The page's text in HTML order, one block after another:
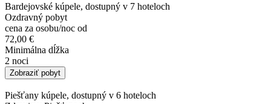
Bardejovské kúpele, dostupný v 7 hoteloch
Ozdravný pobyt
cena za osobu/noc od
72,00 €
Minimálna dĺžka
2 noci
Zobraziť pobyt
Piešťany kúpele, dostupný v 6 hoteloch